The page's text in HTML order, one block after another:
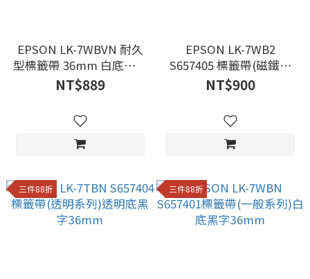
EPSON LK-7WBVN 耐久
型標籤帶 36mm 白底黑字
S657410
NT$889
EPSON LK-7WB2
S657405 標籤帶(磁鐵系
列)白底黑字36mm
NT$900
三件88折 三件88折